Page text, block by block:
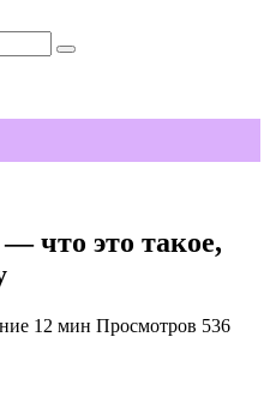
это такое,
12 мин Просмотров 536